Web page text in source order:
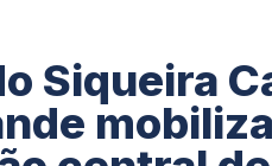
Siqueira